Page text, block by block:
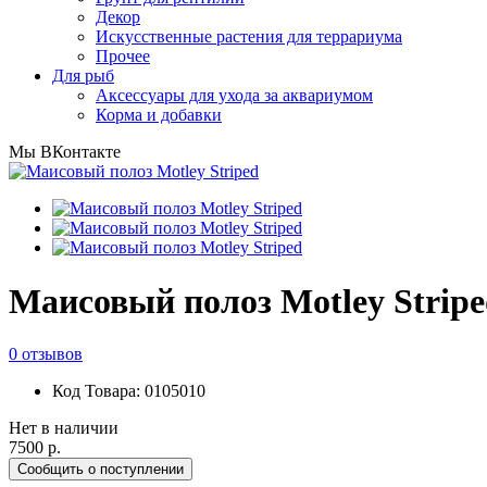
Декор
Искусственные растения для террариума
Прочее
Для рыб
Аксессуары для ухода за аквариумом
Корма и добавки
Мы ВКонтакте
Маисовый полоз Motley
0 отзывов
Код Товара: 0105010
Нет в наличии
7500 р.
Сообщить о поступлении